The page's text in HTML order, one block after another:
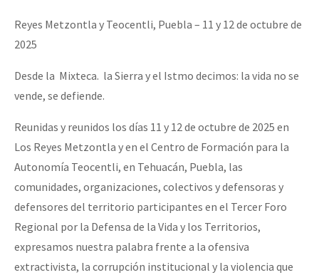
EZLN
AutonomÍa y Resistencia
Migración
Presos
Mujeres
Niñxs
ETIQUETAS
Reyes Metzontla y Teocentli, Puebla – 11 y 12 de octubre de
2025
Desde la Mixteca. la Sierra y el Istmo decimos: la vida no se
vende, se defiende.
Reunidas y reunidos los días 11 y 12 de octubre de 2025 en
Los Reyes Metzontla y en el Centro de Formación para la
Autonomía Teocentli, en Tehuacán, Puebla, las
comunidades, organizaciones, colectivos y defensoras y
defensores del territorio participantes en el Tercer Foro
Regional por la Defensa de la Vida y los Territorios,
expresamos nuestra palabra frente a la ofensiva
extractivista, la corrupción institucional y la violencia que